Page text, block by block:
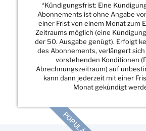
*Kündigungsfrist: Eine
Abonnements ist ohne Angabe
einer Frist von einem Monat zum
Zeitraums möglich (eine
der 50. Ausgabe genügt). Erfolgt
des Abonnements, verlängert sich
vorstehenden Konditionen
Abrechnungszeitraum) auf
kann dann jederzeit mit einer
Monat gekündigt
POPULÄR